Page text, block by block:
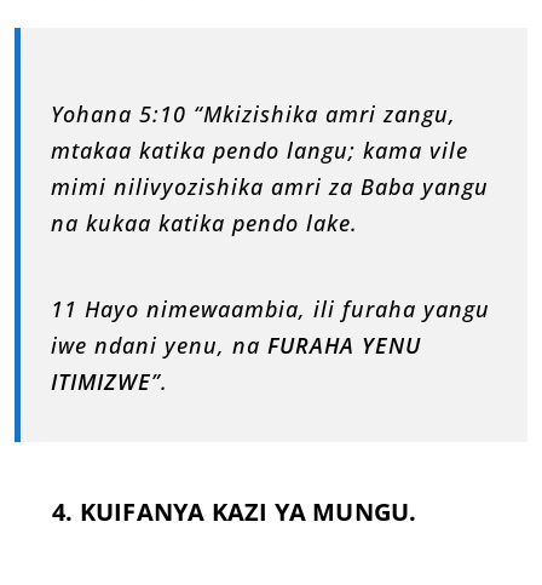
Yohana 5:10 “Mkizishika amri zangu,
mtakaa katika pendo langu; kama vile
mimi nilivyozishika amri za Baba yangu
na kukaa katika pendo lake.
11 Hayo nimewaambia, ili furaha yangu
iwe ndani yenu, na FURAHA YENU
ITIMIZWE”.
4. KUIFANYA KAZI YA MUNGU.